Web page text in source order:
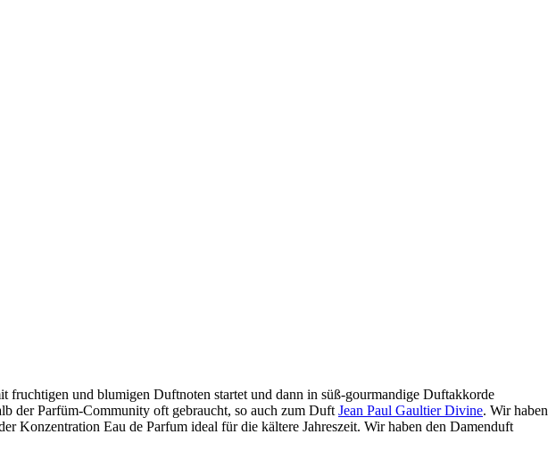
fruchtigen und blumigen Duftnoten startet und dann in süß-gourmandige Duftakkorde
der Parfüm-Community oft gebraucht, so auch zum Duft Jean Paul Gaultier Divine. Wir haben
Konzentration Eau de Parfum ideal für die kältere Jahreszeit. Wir haben den Damenduft